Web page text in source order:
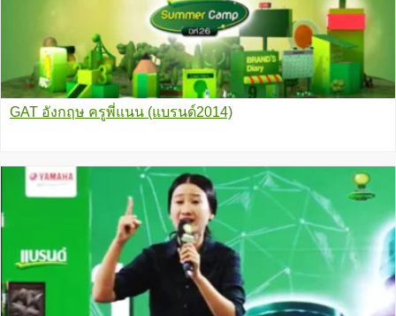
GAT อังกฤษ ครูพี่แนน (แบรนด์2014)